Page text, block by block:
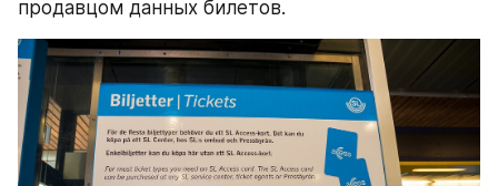
продавцом данных билетов.